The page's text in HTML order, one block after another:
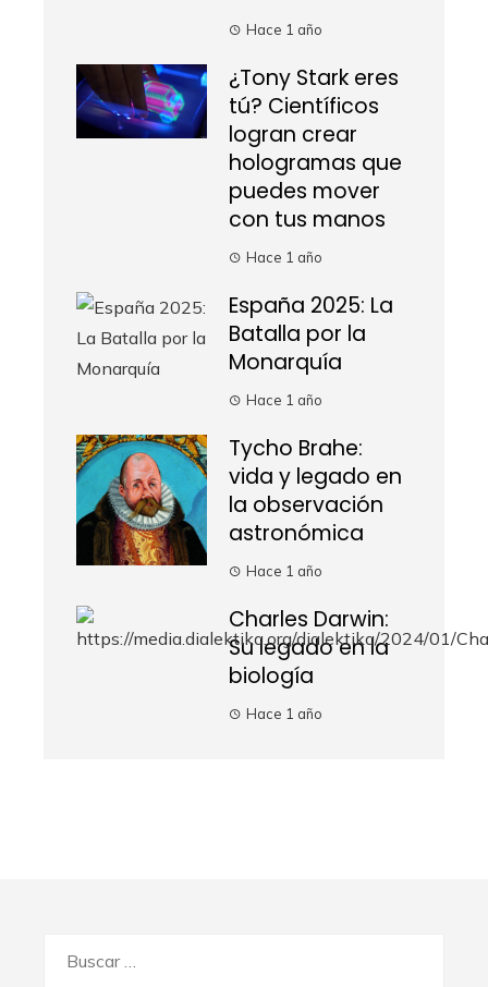
Hace 1 año
¿Tony Stark eres
tú? Científicos
logran crear
hologramas que
puedes mover
con tus manos
Hace 1 año
España 2025: La
Batalla por la
Monarquía
Hace 1 año
Tycho Brahe:
vida y legado en
la observación
astronómica
Hace 1 año
Charles Darwin:
Su legado en la
biología
Hace 1 año